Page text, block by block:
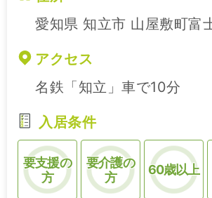
愛知県 知立市 山屋敷町富
アクセス
名鉄「知立」車で10分
入居条件
要支援の
方
要介護の
方
60歳以上